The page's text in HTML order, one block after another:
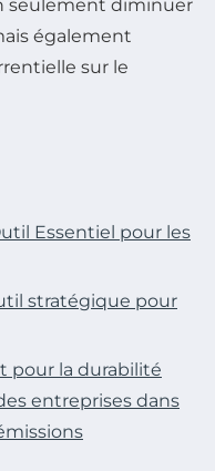
seulement diminuer
également
sur le
Essentiel pour les
stratégique pour
pour la durabilité
entreprises dans